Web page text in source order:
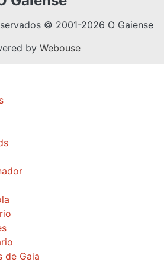
© 2001-2026 O Gaiense
by Webouse
de Gaia